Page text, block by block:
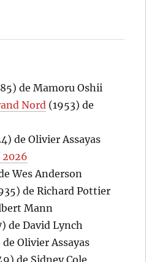
de Mamoru Oshii
Nord (1953) de
de Olivier Assayas
Wes Anderson
de Richard Pottier
Mann
de David Lynch
Olivier Assayas